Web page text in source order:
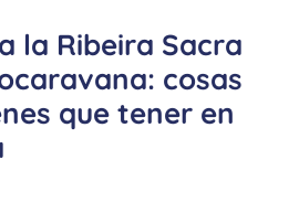
la Ribeira Sacra
cosas
que tener en